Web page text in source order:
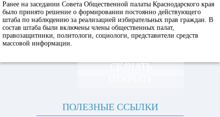
Ранее на заседании Совета Общественной палаты Краснодарского края
было принято решение о формировании постоянно действующего
штаба по наблюдению за реализацией избирательных прав граждан. В
состав штаба были включены члены общественных палат,
правозащитники, политологи, социологи, представители средств
массовой информации.
СКАЧАТЬ
ПОЛЕЗНЫЕ ССЫЛКИ